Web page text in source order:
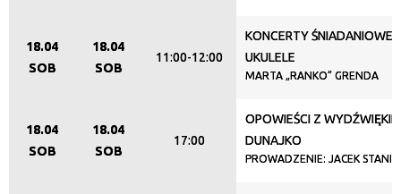
18.04
SOB
18.04
SOB
11:00-12:00
KONCERTY ŚNIADANIOWE
UKULELE
MARTA „RANKO” GRENDA
18.04
SOB
18.04
SOB
17:00
OPOWIEŚCI Z
DUNAJKO
PROWADZENIE: JACEK